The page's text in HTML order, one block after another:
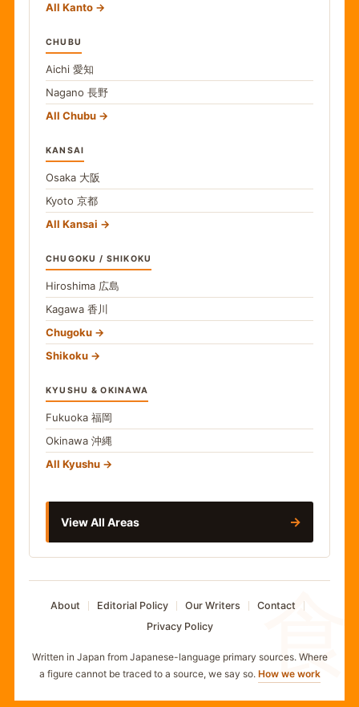
食
All Kanto
CHUBU
Aichi 愛知
Nagano 長野
All Chubu
KANSAI
Osaka 大阪
Kyoto 京都
All Kansai
CHUGOKU / SHIKOKU
Hiroshima 広島
Kagawa 香川
Chugoku
Shikoku
KYUSHU & OKINAWA
Fukuoka 福岡
Okinawa 沖縄
All Kyushu
View All Areas →
About Editorial Policy Our Writers
Contact
Privacy Policy
Written in Japan from Japanese-language primary sources. Where
a figure cannot be traced to a source, we say so. How we work